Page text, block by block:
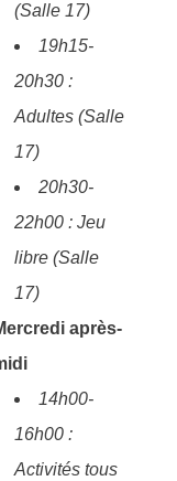
(Salle 17)
19h15-
20h30 :
Adultes (Salle
17)
20h30-
22h00 : Jeu
libre (Salle
17)
après-
14h00-
16h00 :
Activités tous